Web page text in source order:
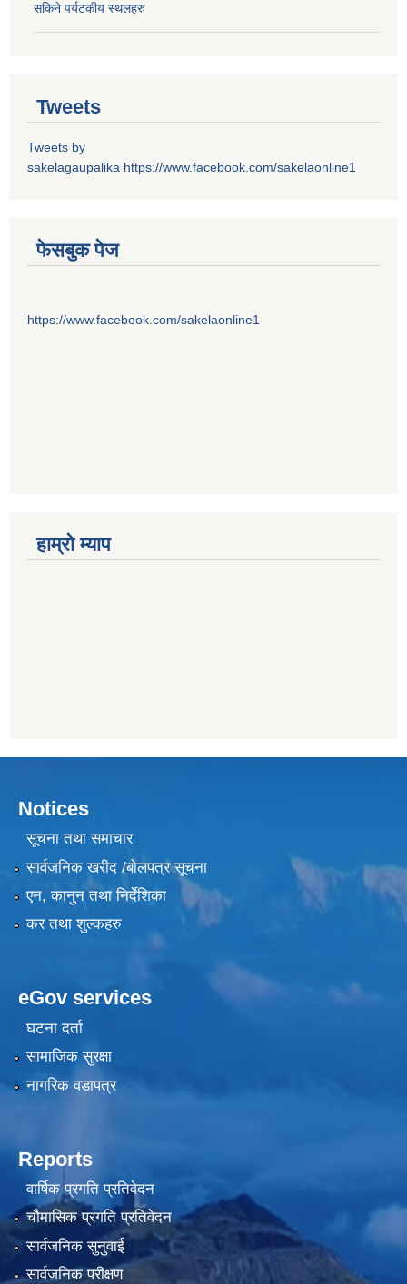
सकिने पर्यटकीय स्थलहरु
Tweets
Tweets by
sakelagaupalika https://www.facebook.com/sakelaonline1
फेसबुक पेज
https://www.facebook.com/sakelaonline1
हाम्राे म्याप
Notices
सूचना तथा समाचार
सार्वजनिक खरीद /बोलपत्र सूचना
एन, कानुन तथा निर्देशिका
कर तथा शुल्कहरु
eGov services
घटना दर्ता
सामाजिक सुरक्षा
नागरिक वडापत्र
Reports
वार्षिक प्रगति प्रतिवेदन
चौमासिक प्रगति प्रतिवेदन
सार्वजनिक सुनुवाई
सार्वजनिक परीक्षण